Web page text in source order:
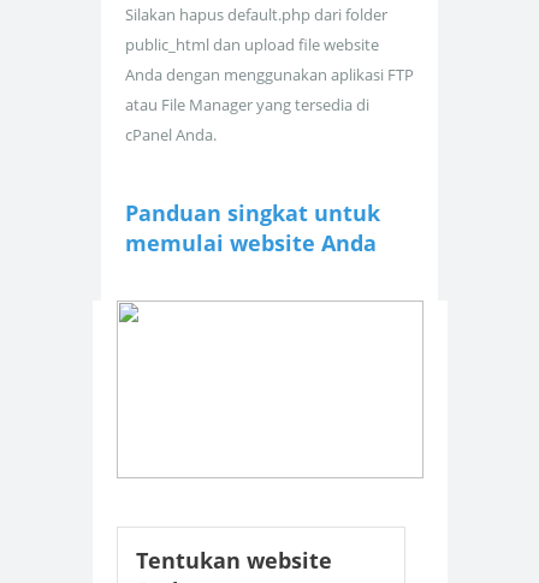
Silakan hapus default.php dari folder
public_html dan upload file website
Anda dengan menggunakan aplikasi FTP
atau File Manager yang tersedia di
cPanel Anda.
Panduan singkat untuk
memulai website Anda
Tentukan website